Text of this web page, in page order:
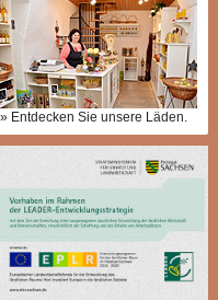
» Entdecken Sie unsere Läden.